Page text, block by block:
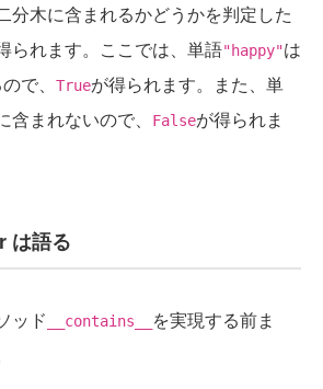
分木に含まれるかどうかを判定した
られます。ここでは、単語"happy"は
で、 Trueが得られます。また、単
含まれないので、 Falseが得られま
は語る
ッド __contains__
を実現する前ま